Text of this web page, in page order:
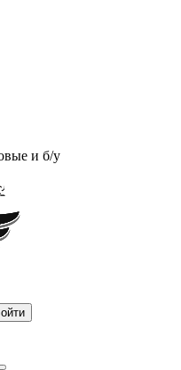
и б/у